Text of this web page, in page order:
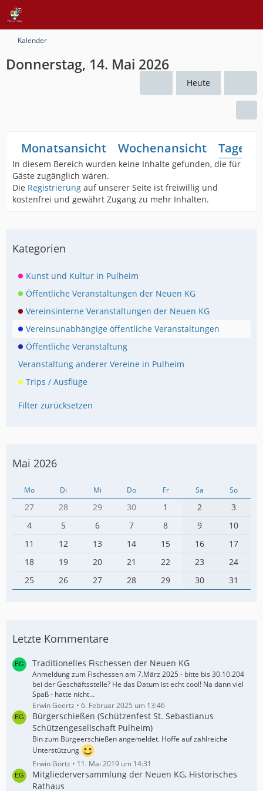
Kalender
Donnerstag, 14. Mai 2026
Heute
Monatsansicht Wochenansicht
In diesem Bereich wurden keine Inhalte gefunden, die für
Gäste zugänglich wären.
Die Registrierung auf unserer Seite ist freiwillig und
kostenfrei und gewährt Zugang zu mehr Inhalten.
Kategorien
Kunst und Kultur in Pulheim
Öffentliche Veranstaltungen der Neuen KG
Vereinsinterne Veranstaltungen der Neuen KG
Vereinsunabhängige öffentliche Veranstaltungen
Öffentliche Veranstaltung
Veranstaltung anderer Vereine in Pulheim
Trips / Ausflüge
Filter zurücksetzen
Mai 2026
Mo Di Mi Do Fr Sa So
27 28 29 30 1 2
3
4
5 6 7 8 9
10
11
12 13 14 15 16
17
18
19 20 21 22 23
24
25
26 27 28 29 30 31
Letzte Kommentare
Traditionelles Fischessen der Neuen KG
Anmeldung zum Fischessen am 7.März 2025 - bitte bis 30.10.204
bei der Geschäftsstelle? He das Datum ist echt cool! Na dann viel
Spaß - hatte nicht…
Erwin Goertz
6. Februar 2025 um 13:46
Bürgerschießen (Schützenfest St. Sebastianus
Schützengesellschaft Pulheim)
Bin zum Bürgeerschießen angemeldet. Hoffe auf zahlreiche
Unterstützung
Erwin Görtz
11. Mai 2019 um 14:31
Mitgliederversammlung der Neuen KG, Historisches
Rathaus